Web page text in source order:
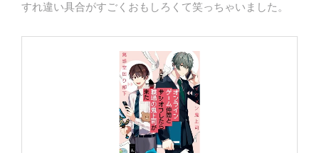
すれ違い具合がすごくおもしろくて笑っちゃいました。